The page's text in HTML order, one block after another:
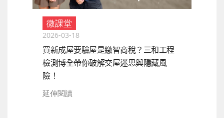
微課堂
2026-03-18
買新成屋要驗屋是繳智商稅？三和工程
檢測博全帶你破解交屋迷思與隱藏風
險！
延伸閱讀